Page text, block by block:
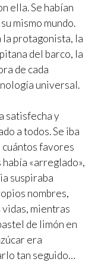
ella. Se habían
mismo mundo.
la protagonista, la
del barco, la
de cada
universal.
satisfecha y
a todos. Se iba
cuántos favores
«arreglado»,
suspiraba
nombres,
mientras
de limón en
era
tan seguido…